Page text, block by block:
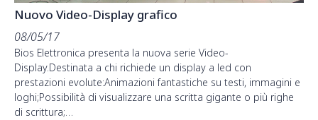
Nuovo Video-Display grafico
08/05/17
Bios Elettronica presenta la nuova serie Video-
Display.Destinata a chi richiede un display a led con
prestazioni evolute:Animazioni fantastiche su testi, immagini e
loghi;Possibilità di visualizzare una scritta gigante o più righe
di scrittura;…